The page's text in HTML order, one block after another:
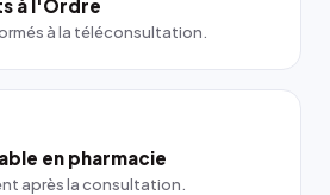
à l'Ordre
à la téléconsultation.
en pharmacie
après la consultation.